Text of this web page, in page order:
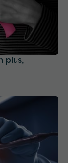
plus,